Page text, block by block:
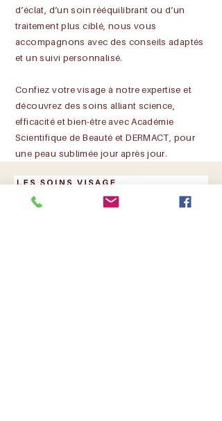
d’éclat, d’un soin rééquilibrant ou d’un
traitement plus ciblé, nous vous
accompagnons avec des conseils adaptés
et un suivi personnalisé.
Confiez votre visage à notre expertise et
découvrez des soins alliant science,
efficacité et bien-être avec Académie
Scientifique de Beauté et DERMACT, pour
une peau sublimée jour après jour.